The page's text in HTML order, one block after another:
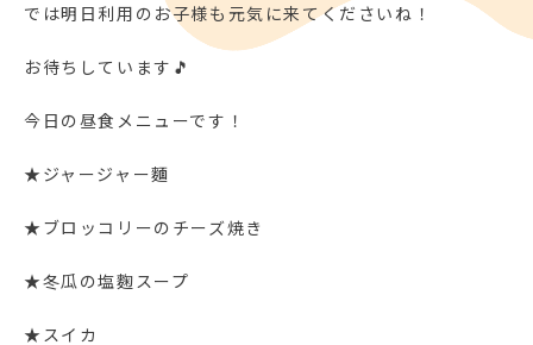
では明日利用のお子様も元気に来てくださいね！
お待ちしています🎵
今日の昼食メニューです！
★ジャージャー麵
★ブロッコリーのチーズ焼き
★冬瓜の塩麴スープ
★スイカ